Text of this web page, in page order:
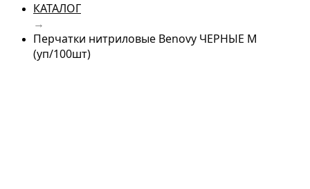
КАТАЛОГ
→
Перчатки нитриловые Benovy ЧЕРНЫЕ М
(уп/100шт)